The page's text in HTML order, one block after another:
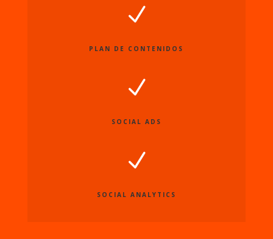
N
PLAN DE CONTENIDOS
N
SOCIAL ADS
N
SOCIAL ANALYTICS